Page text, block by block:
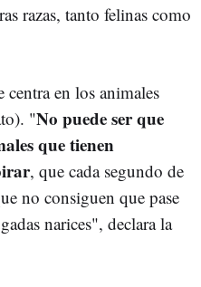
razas, tanto felinas como
en los animales
"No puede ser que
que tienen
, que cada segundo de
no consiguen que pase
narices", declara la